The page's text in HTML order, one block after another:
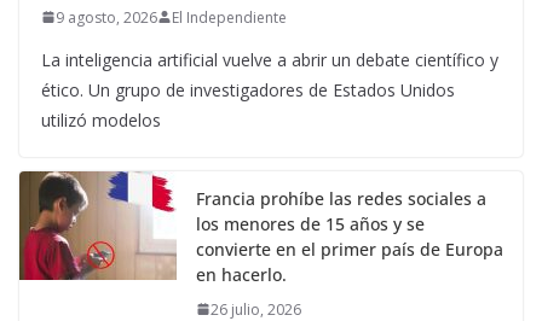
9 agosto, 2026 El Independiente
La inteligencia artificial vuelve a abrir un debate científico y
ético. Un grupo de investigadores de Estados Unidos
utilizó modelos
Francia prohíbe las redes sociales a
los menores de 15 años y se
convierte en el primer país de Europa
en hacerlo.
26 julio, 2026